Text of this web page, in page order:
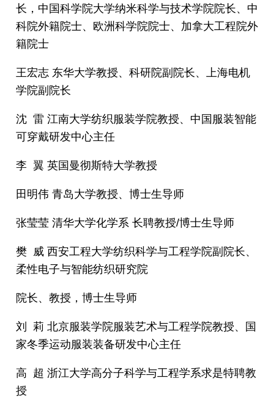
长，中国科学院大学纳米科学与技术学院院长、中
科院外籍院士、欧洲科学院院士、加拿大工程院外
籍院士
王宏志 东华大学教授、科研院副院长、上海电机
学院副院长
沈 雷 江南大学纺织服装学院教授、中国服装智能
可穿戴研发中心主任
李 翼 英国曼彻斯特大学教授
田明伟 青岛大学教授、博士生导师
张莹莹 清华大学化学系 长聘教授/博士生导师
樊 威 西安工程大学纺织科学与工程学院副院长、
柔性电子与智能纺织研究院
院长、教授，博士生导师
刘 莉 北京服装学院服装艺术与工程学院教授、国
家冬季运动服装装备研发中心主任
高 超 浙江大学高分子科学与工程学系求是特聘教
授